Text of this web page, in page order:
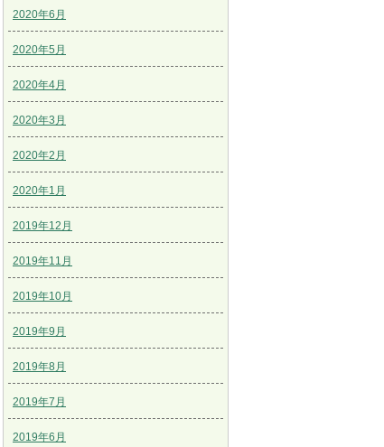
2020年6月
2020年5月
2020年4月
2020年3月
2020年2月
2020年1月
2019年12月
2019年11月
2019年10月
2019年9月
2019年8月
2019年7月
2019年6月